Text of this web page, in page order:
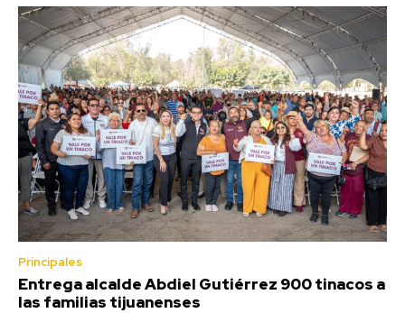
Principales
Entrega alcalde Abdiel Gutiérrez 900 tinacos a
las familias tijuanenses